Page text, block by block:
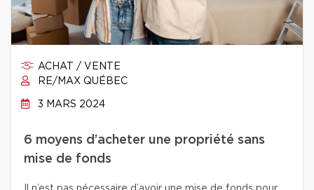
ACHAT / VENTE
RE/MAX QUÉBEC
3 MARS 2024
6 moyens d’acheter une propriété sans
mise de fonds